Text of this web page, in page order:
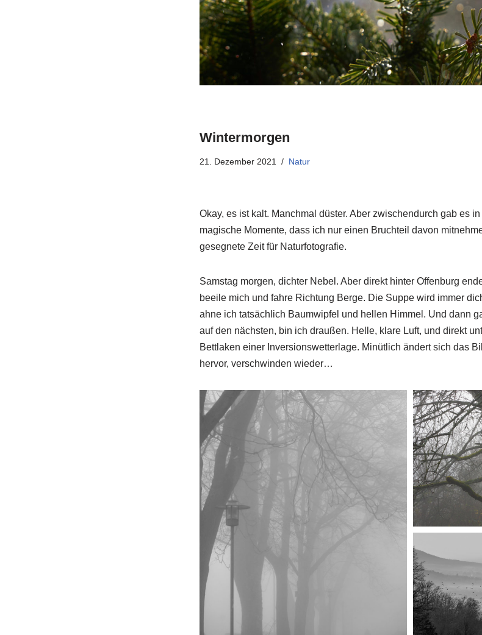
Wintermorgen
21. Dezember 2021 Natur
Okay, es ist kalt. Manchmal düster. Aber zwischendurch gab es
magische Momente, dass ich nur einen Bruchteil davon
gesegnete Zeit für Naturfotografie.
Samstag morgen, dichter Nebel. Aber direkt hinter Offenburg
beeile mich und fahre Richtung Berge. Die Suppe wird immer
ahne ich tatsächlich Baumwipfel und hellen Himmel. Und dann
auf den nächsten, bin ich draußen. Helle, klare Luft, und direkt
Bettlaken einer Inversionswetterlage. Minütlich ändert sich das
hervor, verschwinden wieder…